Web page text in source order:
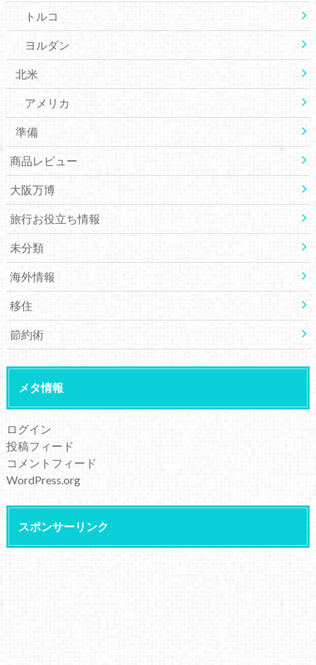
トルコ
ヨルダン
北米
アメリカ
準備
商品レビュー
大阪万博
旅行お役立ち情報
未分類
海外情報
移住
節約術
メタ情報
ログイン
投稿フィード
コメントフィード
WordPress.org
スポンサーリンク